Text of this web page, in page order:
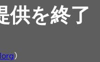
供を終了
)